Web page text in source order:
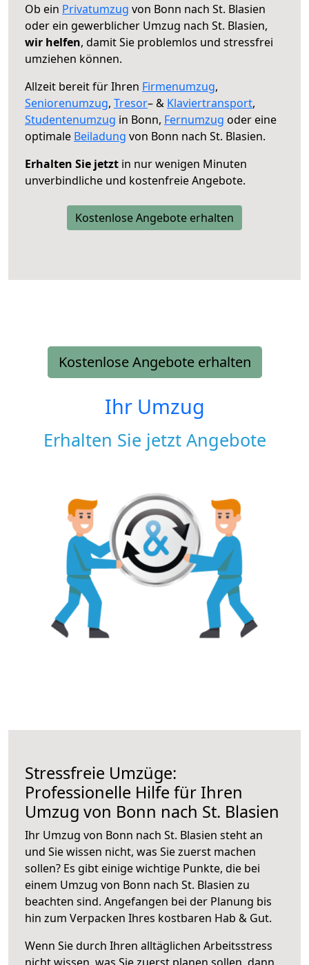
Ob ein Privatumzug von Bonn nach St. Blasien
oder ein gewerblicher Umzug nach St. Blasien,
wir helfen, damit Sie problemlos und stressfrei
umziehen können.
Allzeit bereit für Ihren Firmenumzug,
Seniorenumzug, Tresor– & Klaviertransport,
Studentenumzug in Bonn, Fernumzug oder eine
optimale Beiladung von Bonn nach St. Blasien.
Erhalten Sie jetzt in nur wenigen Minuten
unverbindliche und kostenfreie Angebote.
Kostenlose Angebote erhalten
Kostenlose Angebote erhalten
Ihr Umzug
Erhalten Sie jetzt Angebote
Stressfreie Umzüge:
Professionelle Hilfe für Ihren
Umzug von Bonn nach St. Blasien
Ihr Umzug von Bonn nach St. Blasien steht an
und Sie wissen nicht, was Sie zuerst machen
sollen? Es gibt einige wichtige Punkte, die bei
einem Umzug von Bonn nach St. Blasien zu
beachten sind. Angefangen bei der Planung bis
hin zum Verpacken Ihres kostbaren Hab & Gut.
Wenn Sie durch Ihren alltäglichen Arbeitsstress